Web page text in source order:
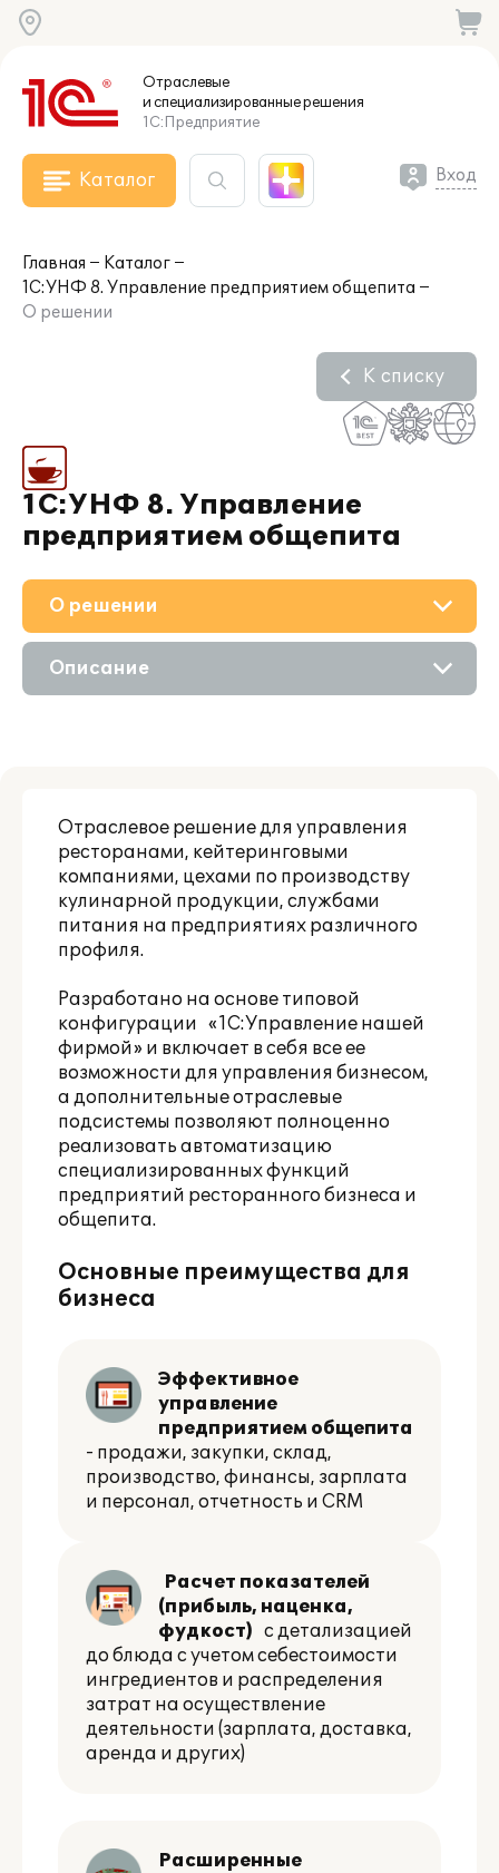
Отраслевые
и специализированныерешения
1С:Предприятие
Каталог Вход
Главная
Каталог
1С:УНФ 8. Управление предприятием общепита
О решении
1С:УНФ 8. Управление
предприятием общепита
К списку
О решении
Приобретение
Партнерам
Описание
Сравнение версий
Отраслевое решение для управления
ресторанами, кейтеринговыми
компаниями, цехами по производству
кулинарной продукции, службами
питания на предприятиях различного
профиля.
Разработано на основе типовой
конфигурации «1С:Управление нашей
фирмой» и включает в себя все ее
возможности для управления бизнесом,
а дополнительные отраслевые
подсистемы позволяют полноценно
реализовать автоматизацию
специализированных функций
предприятий ресторанного бизнеса и
общепита.
Основные преимущества для
бизнеса
Эффективное
управление
предприятием общепита
- продажи, закупки, склад,
производство, финансы, зарплата
и персонал, отчетность и CRM
Расчет показателей
(прибыль, наценка,
фудкост) с детализацией
до блюда с учетом себестоимости
ингредиентов и распределения
затрат на осуществление
деятельности (зарплата, доставка,
аренда и других)
Расширенные